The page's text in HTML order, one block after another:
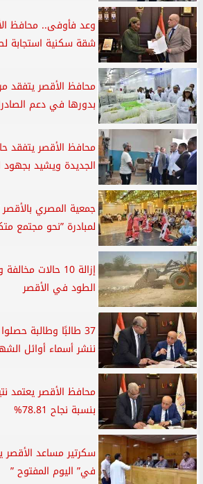
وعد فأوفى.. محافظ
شقة سكنية استجابة
محافظ الأقصر يتفقد
بدورها في دعم
محافظ الأقصر يتفقد
الجديدة ويشيد بجهود
جمعية المصري
لمبادرة ”نحو مجتمع
إزالة 10 حالات
الطود في الأقصر
37 طالبًا وطالبة
ننشر أسماء أوائل
محافظ الأقصر يعتمد
بنسبة نجاح 78.81%
سكرتير مساعد
في” اليوم المفتوح ”